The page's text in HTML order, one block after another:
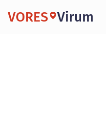
VORES Virum